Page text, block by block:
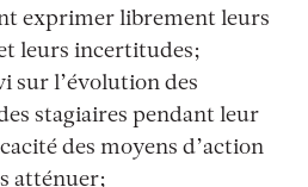
exprimer librement leurs
leurs incertitudes;
sur l’évolution des
stagiaires pendant leur
des moyens d’action
atténuer;